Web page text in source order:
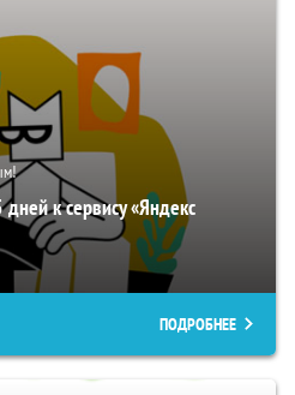
к сервису «Яндекс
ПОДРОБНЕЕ